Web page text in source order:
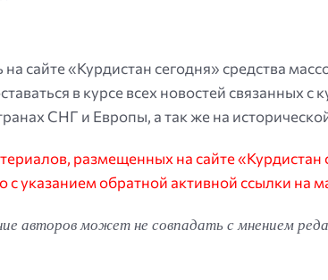
сайте «Курдистан сегодня» средства
в курсе всех новостей связанных с
СНГ и Европы, а так же на
размещенных на сайте «Курдистан
с указанием обратной активной ссылки на
авторов может не совпадать с мнением